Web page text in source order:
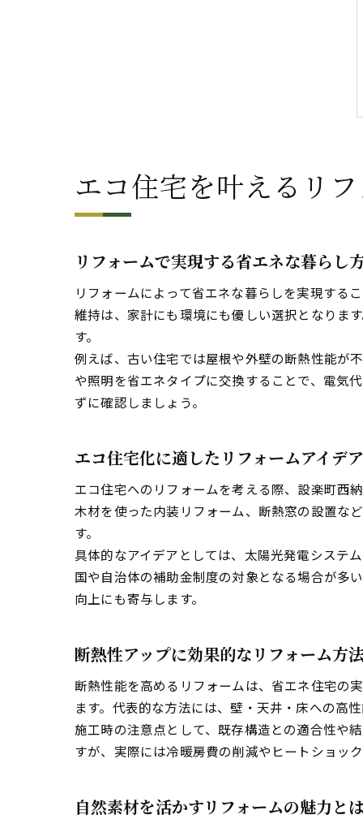
エコ住宅を叶えるリ
リフォームで実現する省エネな暮らし
リフォームによって省エネな暮らしを実現する
維持は、家計にも環境にも優しい選択となりま
す。
例えば、古い住宅では屋根や外壁の断熱性能が
や照明を省エネタイプに交換することで、電気
ずに確認しましょう。
エコ住宅化に適したリフォームアイデ
エコ住宅へのリフォームを考える際、設楽町西
木材を使った内装リフォーム、断熱窓の設置な
す。
具体的なアイデアとしては、太陽光発電システ
国や自治体の補助金制度の対象となる場合が多
向上にも寄与します。
断熱性アップに効果的なリフォーム方
断熱性能を高めるリフォームは、省エネ住宅の
ます。代表的な方法には、壁・天井・床への高
施工時の注意点として、既存構造との適合性や
すが、実際には冷暖房費の削減やヒートショッ
自然素材を活かすリフォームの魅力と